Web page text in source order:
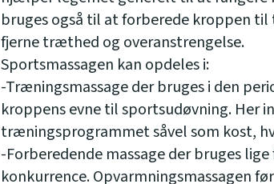
bruges også til at forberede kroppen
fjerne træthed og overanstrengelse.
Sportsmassagen kan opdeles i:
-Træningsmassage der bruges i den
kroppens evne til sportsudøvning. Her
træningsprogrammet såvel som kost,
-Forberedende massage der bruges
konkurrence. Opvarmningsmassagen